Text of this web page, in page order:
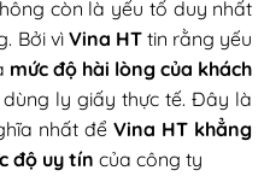
còn là yếu tố duy nhất
Bởi vì Vina HTtin rằng yếu
mức độ hài lòng của khách
ly giấy thực tế. Đây là
nhất đểVina HT khẳng
độ uy tín của công ty